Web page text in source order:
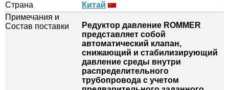
Страна
Китай
Примечания и
Состав поставки
Редуктор давление ROMMER
представляет собой
автоматический клапан,
снижающий и стабилизирующий
давление среды внутри
распределительного
трубопровода с учетом